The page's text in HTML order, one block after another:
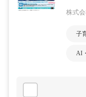
株式
子
AI